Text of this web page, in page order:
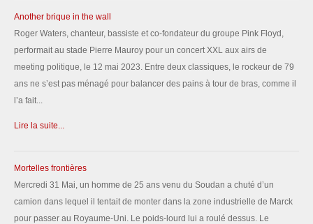
Another brique in the wall
Roger Waters, chanteur, bassiste et co-fondateur du groupe Pink Floyd,
performait au stade Pierre Mauroy pour un concert XXL aux airs de
meeting politique, le 12 mai 2023. Entre deux classiques, le rockeur de 79
ans ne s’est pas ménagé pour balancer des pains à tour de bras, comme il
l’a fait...
Lire la suite...
Mortelles frontières
Mercredi 31 Mai, un homme de 25 ans venu du Soudan a chuté d’un
camion dans lequel il tentait de monter dans la zone industrielle de Marck
pour passer au Royaume-Uni. Le poids-lourd lui a roulé dessus. Le